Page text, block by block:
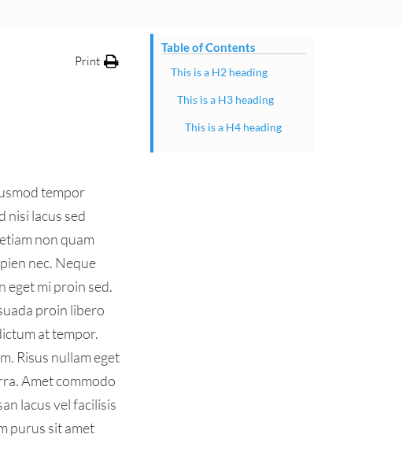
Print
tempor
nisi lacus sed
non quam
nec. Neque
eget mi proin sed.
proin libero
at tempor.
Risus nullam eget
Amet commodo
lacus vel facilisis
purus sit amet
Table of Contents
This is a H2 heading
This is a H3 heading
This is a H4 heading